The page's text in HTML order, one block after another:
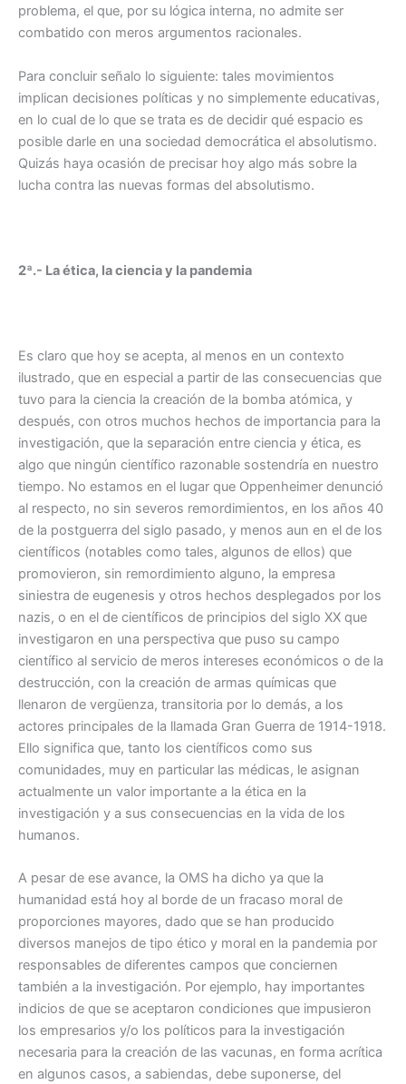
problema, el que, por su lógica interna, no admite ser
combatido con meros argumentos racionales.
Para concluir señalo lo siguiente: tales movimientos
implican decisiones políticas y no simplemente educativas,
en lo cual de lo que se trata es de decidir qué espacio es
posible darle en una sociedad democrática el absolutismo.
Quizás haya ocasión de precisar hoy algo más sobre la
lucha contra las nuevas formas del absolutismo.
2ª.- La ética, la ciencia y la pandemia
Es claro que hoy se acepta, al menos en un contexto
ilustrado, que en especial a partir de las consecuencias que
tuvo para la ciencia la creación de la bomba atómica, y
después, con otros muchos hechos de importancia para la
investigación, que la separación entre ciencia y ética, es
algo que ningún científico razonable sostendría en nuestro
tiempo. No estamos en el lugar que Oppenheimer denunció
al respecto, no sin severos remordimientos, en los años 40
de la postguerra del siglo pasado, y menos aun en el de los
científicos (notables como tales, algunos de ellos) que
promovieron, sin remordimiento alguno, la empresa
siniestra de eugenesis y otros hechos desplegados por los
nazis, o en el de científicos de principios del siglo XX que
investigaron en una perspectiva que puso su campo
científico al servicio de meros intereses económicos o de la
destrucción, con la creación de armas químicas que
llenaron de vergüenza, transitoria por lo demás, a los
actores principales de la llamada Gran Guerra de 1914-1918.
Ello significa que, tanto los científicos como sus
comunidades, muy en particular las médicas, le asignan
actualmente un valor importante a la ética en la
investigación y a sus consecuencias en la vida de los
humanos.
A pesar de ese avance, la OMS ha dicho ya que la
humanidad está hoy al borde de un fracaso moral de
proporciones mayores, dado que se han producido
diversos manejos de tipo ético y moral en la pandemia por
responsables de diferentes campos que conciernen
también a la investigación. Por ejemplo, hay importantes
indicios de que se aceptaron condiciones que impusieron
los empresarios y/o los políticos para la investigación
necesaria para la creación de las vacunas, en forma acrítica
en algunos casos, a sabiendas, debe suponerse, del